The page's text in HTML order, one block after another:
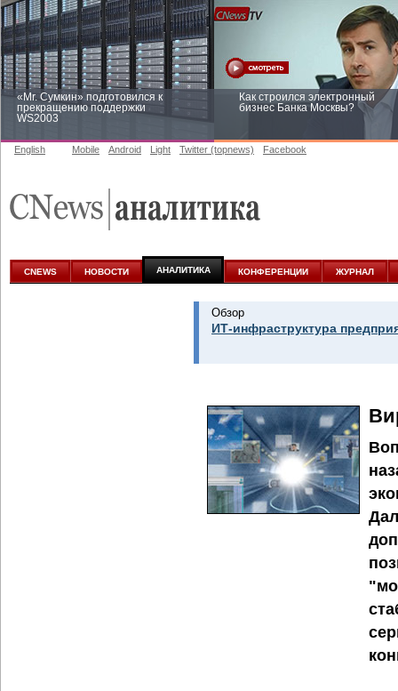
«Mr. Сумкин» подготовился к
прекращению поддержки
WS2003
Как строился электронный
бизнес Банка Москвы?
аналитике
English Mobile Android Light Twitter (topnews) Facebook
CNEWS НОВОСТИ АНАЛИТИКА КОНФЕРЕНЦИИ ЖУРНАЛ
Обзор
ИТ-инфраструктура